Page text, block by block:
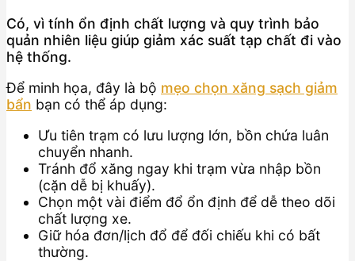
Có, vì tính ổn định chất lượng và quy trình bảo
quản nhiên liệu giúp giảm xác suất tạp chất đi vào
hệ thống.
Để minh họa, đây là bộ mẹo chọn xăng sạch giảm
bẩn bạn có thể áp dụng:
Ưu tiên trạm có lưu lượng lớn, bồn chứa luân
chuyển nhanh.
Tránh đổ xăng ngay khi trạm vừa nhập bồn
(cặn dễ bị khuấy).
Chọn một vài điểm đổ ổn định để dễ theo dõi
chất lượng xe.
Giữ hóa đơn/lịch đổ để đối chiếu khi có bất
thường.